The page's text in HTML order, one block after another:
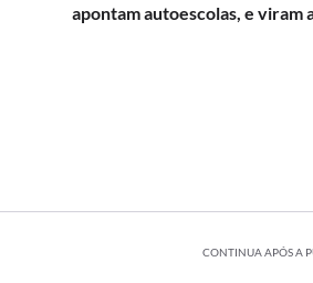
apontam autoescolas, e viram
CONTINUA APÓS A